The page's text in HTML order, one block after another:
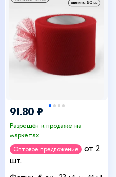
91.80 ₽
Разрешён к продаже на
маркетах
Оптовое предложение
от 2
шт.